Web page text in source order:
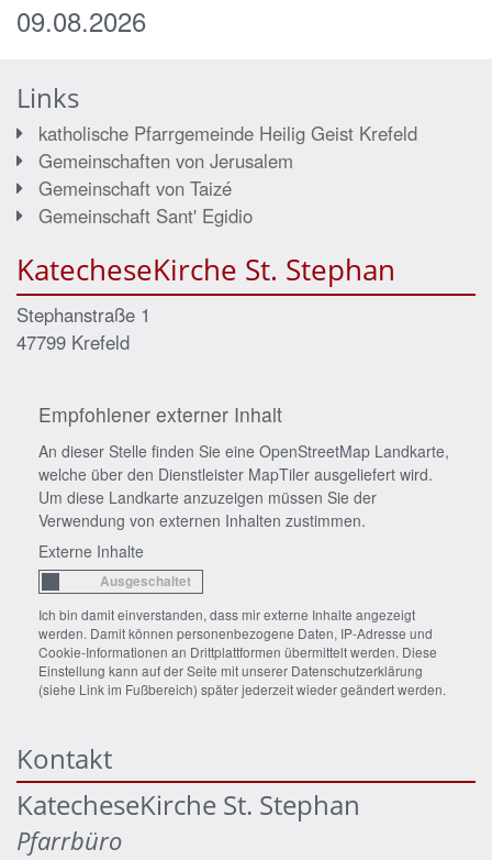
09.08.2026
Links
katholische Pfarrgemeinde Heilig Geist Krefeld
Gemeinschaften von Jerusalem
Gemeinschaft von Taizé
Gemeinschaft Sant' Egidio
KatecheseKirche St. Stephan
Stephanstraße 1
47799 Krefeld
Empfohlener externer Inhalt
An dieser Stelle finden Sie eine OpenStreetMap Landkarte,
welche über den Dienstleister MapTiler ausgeliefert wird.
Um diese Landkarte anzuzeigen müssen Sie der
Verwendung von externen Inhalten zustimmen.
Externe Inhalte
Ich bin damit einverstanden, dass mir externe Inhalte angezeigt
werden. Damit können personenbezogene Daten, IP-Adresse und
Cookie-Informationen an Drittplattformen übermittelt werden. Diese
Einstellung kann auf der Seite mit unserer Datenschutzerklärung
(siehe Link im Fußbereich) später jederzeit wieder geändert werden.
Kontakt
KatecheseKirche St. Stephan
Pfarrbüro